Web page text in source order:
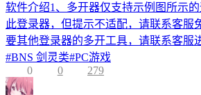
软件介绍1、多开器仅支持示例图所示
此登录器，但提示不适配，请联系客服
要其他登录器的多开工具，请联系客服
#BNS 剑灵类#PC游戏
0
0 279